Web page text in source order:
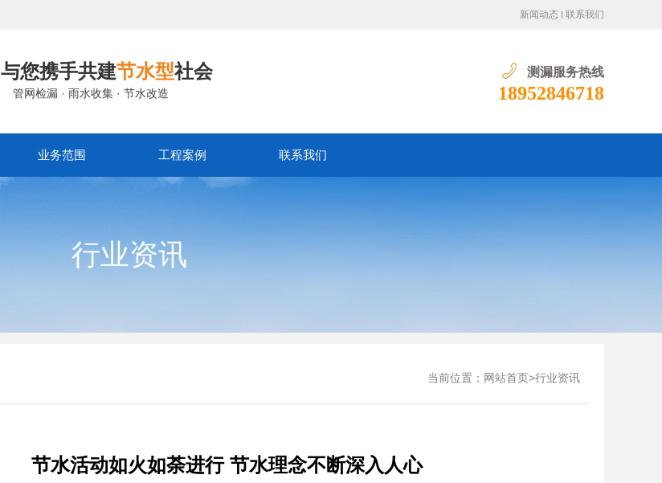
新闻动态 联系我们
与您携手共建节水型社会
管网检漏 · 雨水收集 · 节水改造
测漏服务热线
18952846718
业务范围 工程案例 联系我们
行业资讯
当前位置： 网站首页 >行业资讯
节水活动如火如荼进行 节水理念不断深入人心